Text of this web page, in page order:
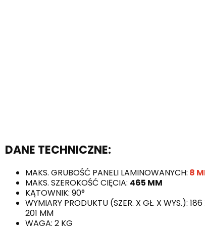
DANE TECHNICZNE:
MAKS. GRUBOŚĆ PANELI LAMINOWANYCH: 8
MAKS. SZEROKOŚĆ CIĘCIA: 465 MM
KĄTOWNIK: 90°
WYMIARY PRODUKTU (SZER. X GŁ. X WYS.):
201 MM
WAGA: 2 KG